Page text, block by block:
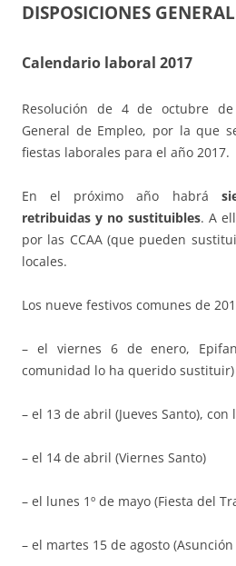
DISPOSICIONES
Calendario laboral 2017
Resolución de 4 de octubre
General de Empleo, por la que
fiestas laborales para el año 2017.
En el próximo año habrá
retribuidas y no sustituibles. A
por las CCAA (que pueden
locales.
Los nueve festivos comunes de
– el viernes 6 de enero,
comunidad lo ha querido sustituir)
– el 13 de abril (Jueves Santo),
– el 14 de abril (Viernes Santo)
– el lunes 1º de mayo (Fiesta del
– el martes 15 de agosto